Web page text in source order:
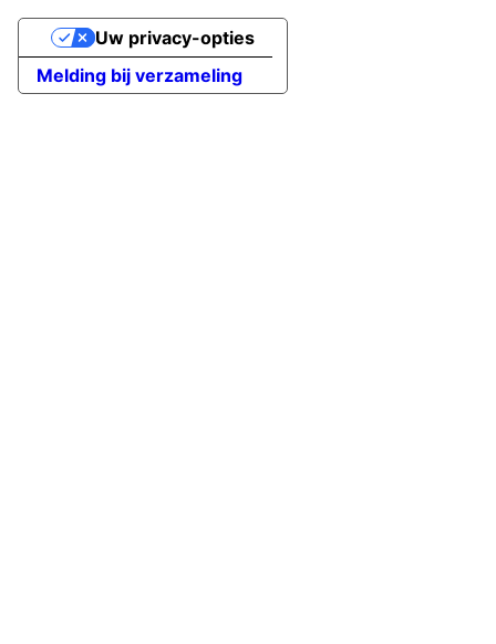
Melding bij verzameling
Uw privacy-opties